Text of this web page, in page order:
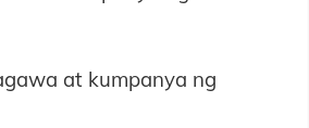
at kumpanya ng